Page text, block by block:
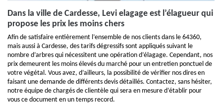
Dans la ville de Cardesse, Levi elagage est l’élagueur qui
propose les prix les moins chers
Afin de satisfaire entièrement l’ensemble de nos clients dans le 64360,
mais aussi à Cardesse, des tarifs dégressifs sont appliqués suivant le
nombre d’arbres qui nécessitent une opération d’élagage. Cependant, nos
prix demeurent les moins élevés du marché pour un entretien ponctuel de
votre végétal. Vous avez, d’ailleurs, la possibilité de vérifier nos dires en
faisant une demande de différents devis détaillés. Contactez, sans hésiter,
notre équipe de chargés de clientèle qui sera en mesure d’établir pour
vous ce document en un temps record.